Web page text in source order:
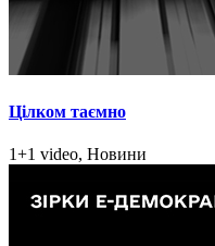
Цілком таємно
1+1 video, Новини